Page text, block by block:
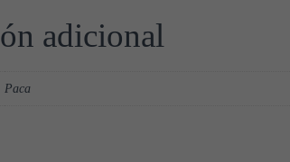
adicional
Paca